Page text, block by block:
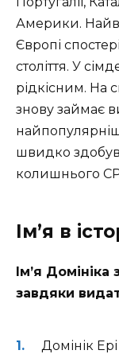
Америки.
Європі
століття. У
рідкісним. На
знову займає
швидко
колишнього
Ім’я в
Ім’я
завдяки
Домінік